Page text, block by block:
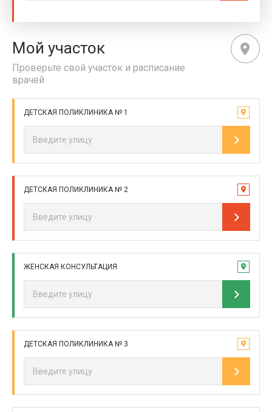
Мой участок
Проверьте свой участок и расписание
врачей
ДЕТСКАЯ ПОЛИКЛИНИКА № 1
ДЕТСКАЯ ПОЛИКЛИНИКА № 2
ЖЕНСКАЯ КОНСУЛЬТАЦИЯ
ДЕТСКАЯ ПОЛИКЛИНИКА № 3